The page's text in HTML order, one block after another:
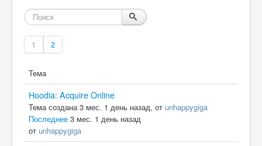
Помощь
Вход
1 2
Тема
Hoodia: Acquire Online
Тема создана 3 мес. 1 день назад, от unhappygiga
Последнее 3 мес. 1 день назад
от unhappygiga